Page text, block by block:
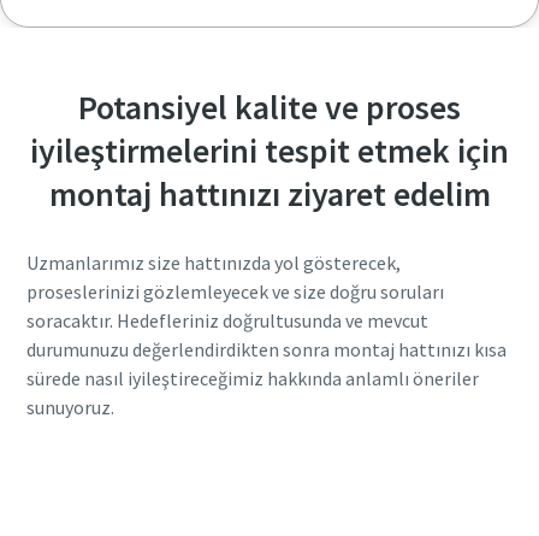
Potansiyel kalite ve proses
iyileştirmelerini tespit etmek için
montaj hattınızı ziyaret edelim
Uzmanlarımız size hattınızda yol gösterecek,
proseslerinizi gözlemleyecek ve size doğru soruları
soracaktır. Hedefleriniz doğrultusunda ve mevcut
durumunuzu değerlendirdikten sonra montaj hattınızı kısa
sürede nasıl iyileştireceğimiz hakkında anlamlı öneriler
sunuyoruz.